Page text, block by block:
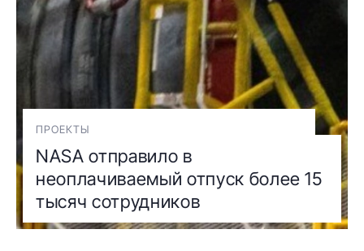
ПРОЕКТЫ
NASA отправило в
неоплачиваемый отпуск более 15
тысяч сотрудников